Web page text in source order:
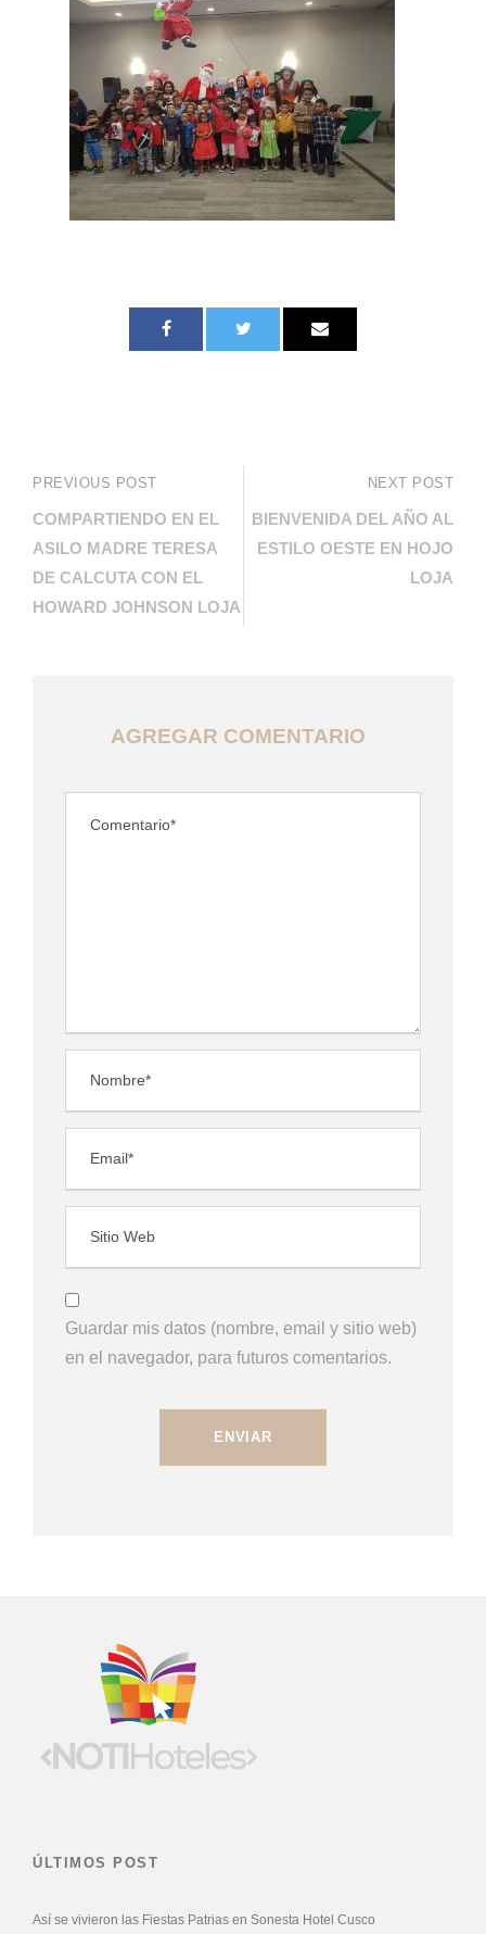
PREVIOUS POST
COMPARTIENDO EN EL
ASILO MADRE TERESA
DE CALCUTA CON EL
HOWARD JOHNSON LOJA
NEXT POST
BIENVENIDA DEL AÑO AL
ESTILO OESTE EN HOJO
LOJA
AGREGAR COMENTARIO
Guardar mis datos (nombre, email y sitio web)
en el navegador, para futuros comentarios.
ÚLTIMOS POST
Así se vivieron las Fiestas Patrias en Sonesta Hotel Cusco